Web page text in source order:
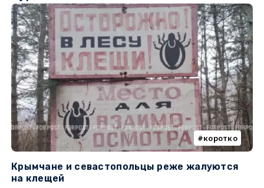
коротко
Крымчане и севастопольцы реже жалуются
на клещей